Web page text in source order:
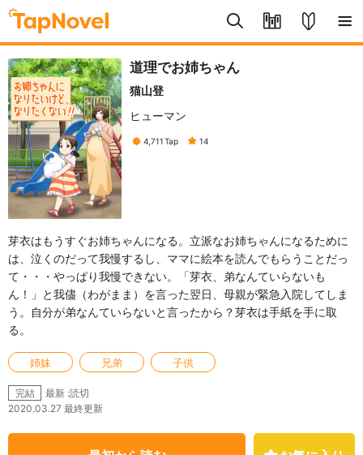
道理でお姉ちゃん
猫山登
ヒューマン
4,711Tap 14
芽衣はもうすぐお姉ちゃんになる。立派なお姉ちゃんになるために
は、泣くのだって我慢するし、ママに絵本を読んでもらうことだっ
て・・・やっぱり我慢できない。「芽衣、弟なんていらないも
ん！」と我儘（わがまま）を言った翌日、母親が緊急入院してしま
う。自分が弟なんていらないと言ったから？芽衣は手紙を手に取
る。
姉妹 兄弟 子供
完結
最新 :読切
2020.03.27 最終更新